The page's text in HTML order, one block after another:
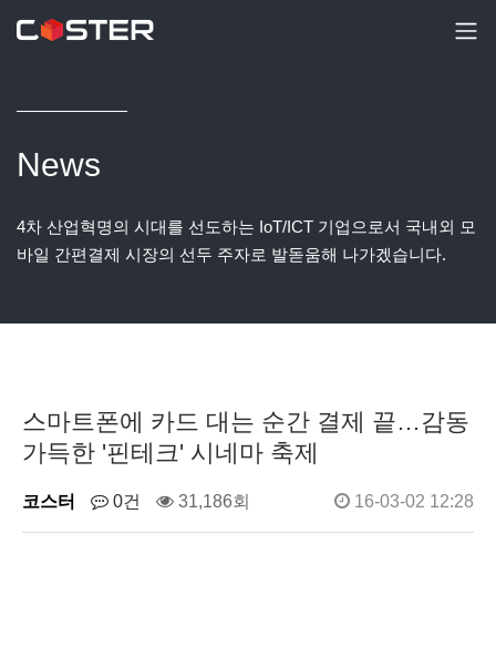
News
4차 산업혁명의 시대를 선도하는 IoT/ICT 기업으로서 국내외 모
바일 간편결제 시장의 선두 주자로 발돋움해 나가겠습니다.
스마트폰에 카드 대는 순간 결제 끝…감동
가득한 '핀테크' 시네마 축제
코스터 0건 31,186회 16-03-02 12:28